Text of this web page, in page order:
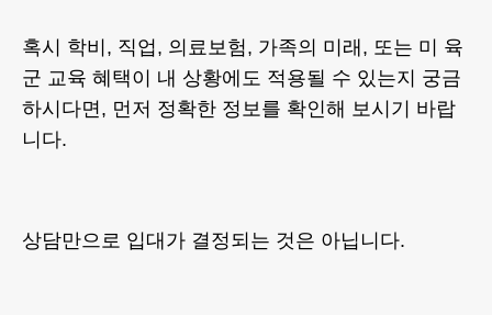
혹시 학비, 직업, 의료보험, 가족의 미래, 또는 미 육
군 교육 혜택이 내 상황에도 적용될 수 있는지 궁금
하시다면, 먼저 정확한 정보를 확인해 보시기 바랍
니다.
상담만으로 입대가 결정되는 것은 아닙니다.